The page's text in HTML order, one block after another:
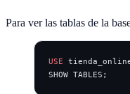
Para ver las tablas de la
USE
SHOW TABLES;